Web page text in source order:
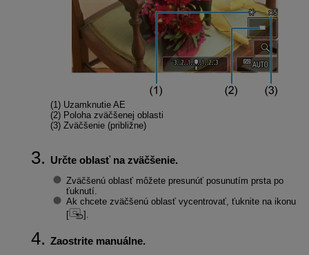
(1) Uzamknutie AE
(2) Poloha zväčšenej oblasti
(3) Zväčšenie (približne)
Určte oblasť na zväčšenie.
Zväčšenú oblasť môžete presunúť posunutím prsta po
ťuknutí.
Ak chcete zväčšenú oblasť vycentrovať, ťuknite na ikonu
[
].
Zaostrite manuálne.